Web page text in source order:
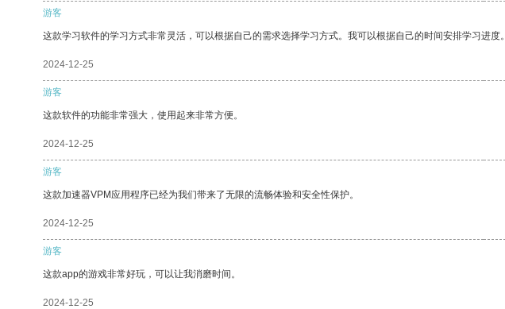
游客
这款学习软件的学习方式非常灵活，可以根据自己的需求选择学习方式。我可以根据自己的时间安排学习进度。
2024-12-25
游客
这款软件的功能非常强大，使用起来非常方便。
2024-12-25
游客
这款加速器VPM应用程序已经为我们带来了无限的流畅体验和安全性保护。
2024-12-25
游客
这款app的游戏非常好玩，可以让我消磨时间。
2024-12-25